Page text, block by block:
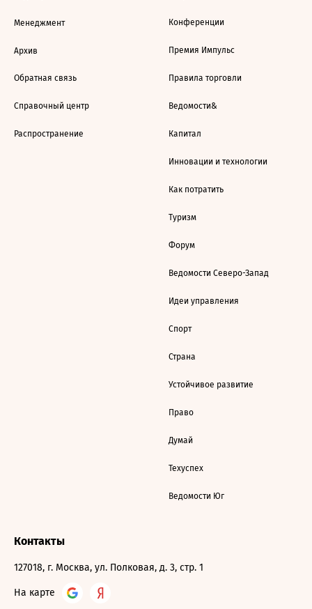
Менеджмент
Архив
Обратная связь
Справочный центр
Распространение
Конференции
Премия Импульс
Правила торговли
Ведомости&
Капитал
Инновации и технологии
Как потратить
Туризм
Форум
Ведомости Северо-Запад
Идеи управления
Спорт
Страна
Устойчивое развитие
Право
Думай
Техуспех
Ведомости Юг
Контакты
127018, г. Москва, ул. Полковая, д. 3, стр. 1
На карте